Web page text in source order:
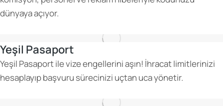
dünyaya açıyor.
Yeşil Pasaport
Yeşil Pasaport ile vize engellerini aşın! İhracat limitlerinizi
hesaplayıp başvuru sürecinizi uçtan uca yönetir.